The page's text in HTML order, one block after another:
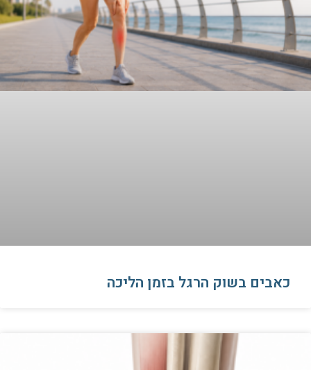
כאבים בשוק הרגל בזמן הליכה